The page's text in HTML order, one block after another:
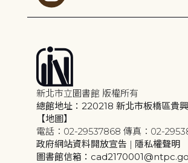
新北市立圖書館 版權所有
總館地址：220218 新北市板橋區貴
【地圖】
電話：02-29537868 傳真：02-
政府網站資料開放宣告 | 隱私權聲明
圖書館信箱：